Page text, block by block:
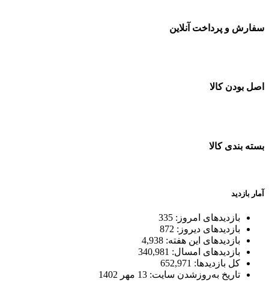
سفارش و پرداخت آنلاین
اصل بودن کالا
بسته بندی کالا
آمار بازدید
بازدیدهای امروز: 335
بازدیدهای دیروز: 872
بازدیدهای این هفته: 4,938
بازدیدهای امسال: 340,981
کل بازدیدها: 652,971
تاریخ به‌روزشدن سایت: 13 مهر 1402